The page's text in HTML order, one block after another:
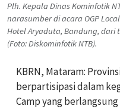
Plh. Kepala Dinas Kominfotik
narasumber di acara OGP
Hotel Aryaduta, Bandung, dari
(Foto: Diskominfotik NTB).
KBRN, Mataram:
berpartisipasi dalam
Camp yang